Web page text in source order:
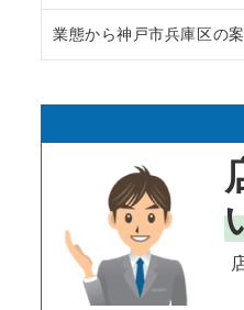
西宮市の飲食店の居抜
川西市の飲食店の居抜
芦屋市の飲食店の居抜
神戸市中央区の飲食店
神戸市灘区の飲食店の
兵庫県のラーメンの居
兵庫県のイタリア料理
兵庫県の中華の居抜き
兵庫県のそば・うどん
兵庫県の寿司の居抜き
業態から神戸市兵庫区の
神戸市兵庫区の焼肉の
神戸市兵庫区のアジア
神戸市兵庫区のカフェ
神戸市兵庫区の居酒屋